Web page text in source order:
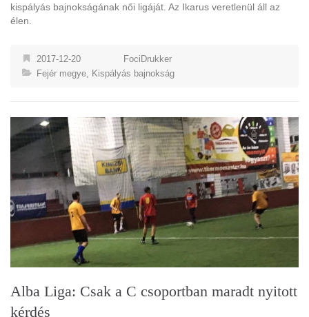
kispályás bajnokságának női ligáját. Az Ikarus veretlenül áll az
élen.
2017-12-20
FociDrukker
Fejér megye, Kispályás bajnokság
Alba Liga: Csak a C csoportban maradt nyitott
kérdés